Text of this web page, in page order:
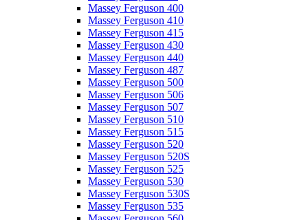
Massey Ferguson 400
Massey Ferguson 410
Massey Ferguson 415
Massey Ferguson 430
Massey Ferguson 440
Massey Ferguson 487
Massey Ferguson 500
Massey Ferguson 506
Massey Ferguson 507
Massey Ferguson 510
Massey Ferguson 515
Massey Ferguson 520
Massey Ferguson 520S
Massey Ferguson 525
Massey Ferguson 530
Massey Ferguson 530S
Massey Ferguson 535